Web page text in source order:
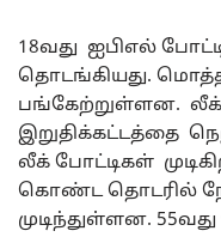
18வது ஐபிஎல்
தொடங்கியது.
பங்கேற்றுள்ளன.
இறுதிக்கட்டத்தை
லீக் போட்டிகள்
கொண்ட தொடரில்
முடிந்துள்ளன.